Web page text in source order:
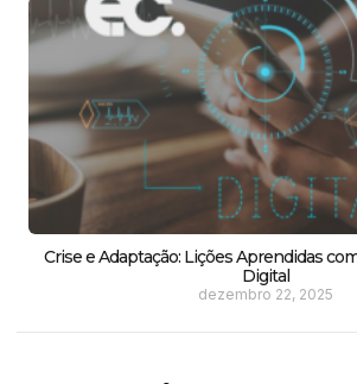
Crise e Adaptação: Lições Aprendidas
Digital
dezembro 22, 2025